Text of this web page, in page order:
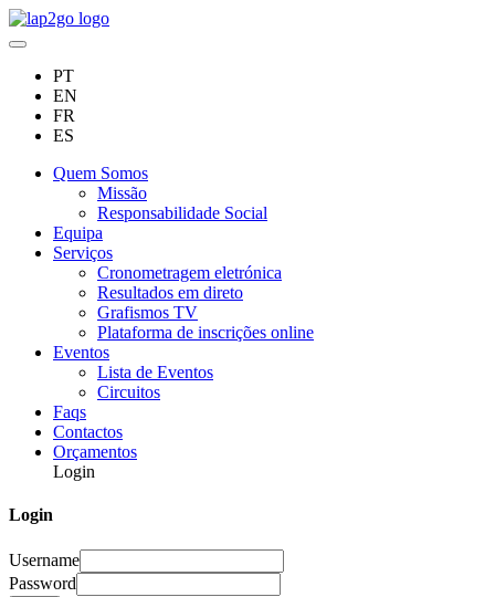
PT
EN
FR
ES
Quem Somos
Missão
Responsabilidade Social
Equipa
Serviços
Cronometragem eletrónica
Resultados em direto
Grafismos TV
Plataforma de inscrições online
Eventos
Lista de Eventos
Circuitos
Faqs
Contactos
Orçamentos
Login
Login
Username
Password